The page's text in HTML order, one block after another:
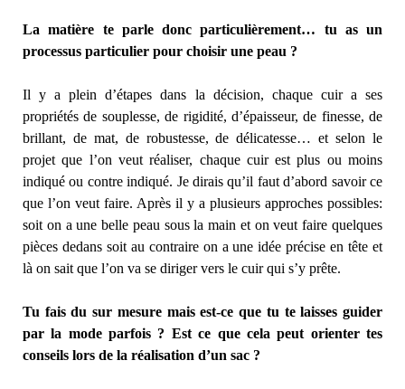
La matière te parle donc particulièrement… tu as un
processus particulier pour choisir une peau ?
Il y a plein d’étapes dans la décision, chaque cuir a ses
propriétés de souplesse, de rigidité, d’épaisseur, de finesse, de
brillant, de mat, de robustesse, de délicatesse… et selon le
projet que l’on veut réaliser, chaque cuir est plus ou moins
indiqué ou contre indiqué. Je dirais qu’il faut d’abord savoir ce
que l’on veut faire. Après il y a plusieurs approches possibles:
soit on a une belle peau sous la main et on veut faire quelques
pièces dedans soit au contraire on a une idée précise en tête et
là on sait que l’on va se diriger vers le cuir qui s’y prête.
Tu fais du sur mesure mais est-ce que tu te laisses guider
par la mode parfois ? Est ce que cela peut orienter tes
conseils lors de la réalisation d’un sac ?